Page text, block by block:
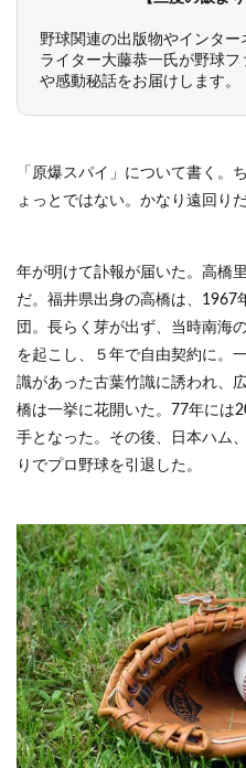
野球関連の出版物やインタ
ライター大藤恭一氏が野球
や感動秘話をお届けします。
「原爆スパイ」について書く。
ょっとではない。かなり遠回りだ
年が明けて訃報が届いた。高橋
だ。福井県出身の高橋は、1967
団。長らく芽が出ず、当時南海
を起こし、５年で自由契約に。
識があった古葉竹識に誘われ、
橋は一挙に花開いた。77年には
手となった。その後、日本ハム
りでプロ野球を引退した。